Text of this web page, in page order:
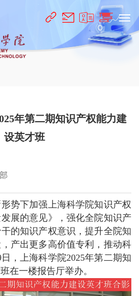
年第二期知识产权能力建
设英才班
势下加强上海科学院知识产权
展的意见》，强化全院知识产
的知识产权意识，提升全院知
产出更多高价值专利，推动科
，上海科学院2025年第二期知
在一楼报告厅举办。